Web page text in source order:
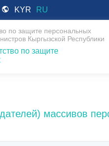
KYR RU
по защите персональных
Кыргызской Республики
по защите
массивов